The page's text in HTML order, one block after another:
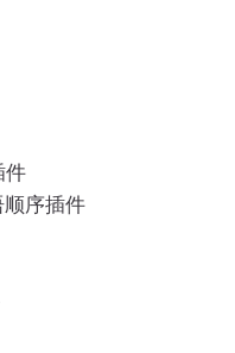
件
序插件